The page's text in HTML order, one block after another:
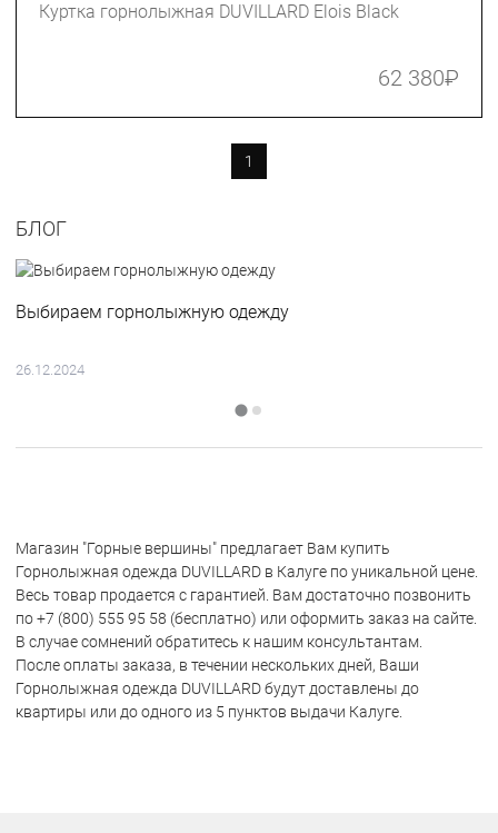
Куртка горнолыжная DUVILLARD Elois Black
62 380₽
1
БЛОГ
Выбираем горнолыжную одежду
26.12.2024
Магазин "Горные вершины" предлагает Вам купить
Горнолыжная одежда DUVILLARD в Калуге по уникальной цене.
Весь товар продается с гарантией. Вам достаточно позвонить
по +7 (800) 555 95 58 (бесплатно) или оформить заказ на сайте.
В случае сомнений обратитесь к нашим консультантам.
После оплаты заказа, в течении нескольких дней, Ваши
Горнолыжная одежда DUVILLARD будут доставлены до
квартиры или до одного из 5 пунктов выдачи Калуге.